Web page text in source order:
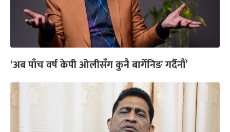
‘अब पाँच वर्ष केपी ओलीसँग कुनै बार्गेनिङ गर्दैनौं’